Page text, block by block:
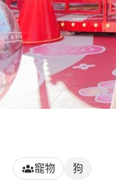
寵物 狗